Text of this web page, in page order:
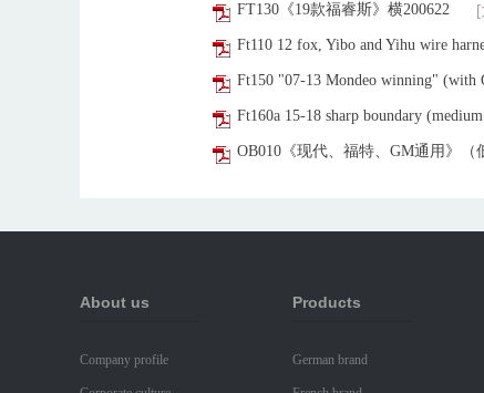
FT130《19款福睿斯》横200622
Ft110 12 fox, Yibo and Yihu wire
Ft150 "07-13 Mondeo winning" (with
Ft160a 15-18 sharp boundary
OB010《现代、福特、GM通用》（
About us
Company profile
Products
German brand